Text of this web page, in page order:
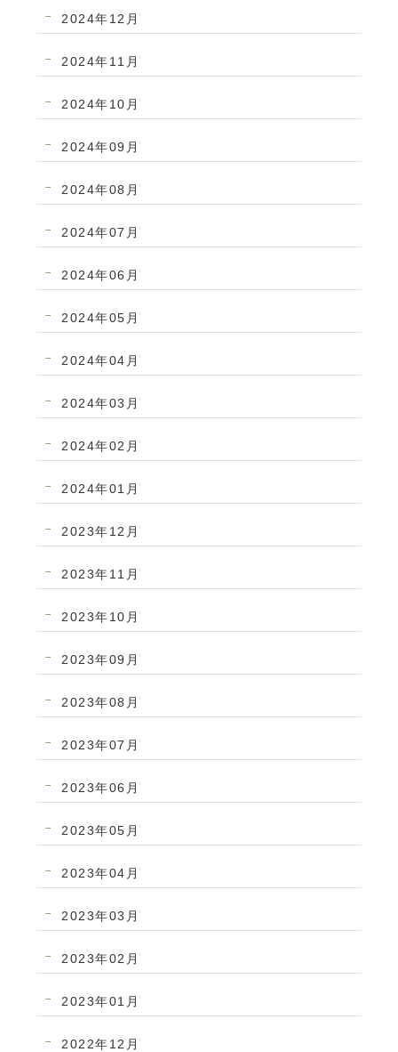
2024年12月
2024年11月
2024年10月
2024年09月
2024年08月
2024年07月
2024年06月
2024年05月
2024年04月
2024年03月
2024年02月
2024年01月
2023年12月
2023年11月
2023年10月
2023年09月
2023年08月
2023年07月
2023年06月
2023年05月
2023年04月
2023年03月
2023年02月
2023年01月
2022年12月